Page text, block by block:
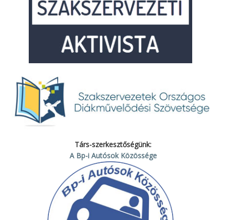
Társ-szerkesztőségünk:
A Bp-i Autósok Közössége